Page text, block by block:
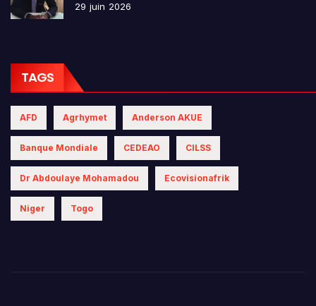
29 juin 2026
TAGS
AFD Agrhymet Anderson AKUE
Banque Mondiale CEDEAO CILSS
Dr Abdoulaye Mohamadou Ecovisionafrik
Niger Togo